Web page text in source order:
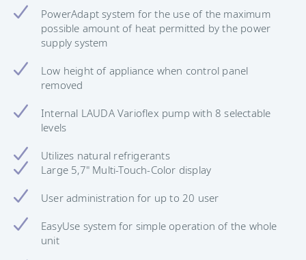
PowerAdapt system for the use of the maximum
possible amount of heat permitted by the power
supply system
Low height of appliance when control panel
removed
Internal LAUDA Varioflex pump with 8 selectable
levels
Utilizes natural refrigerants
Large 5,7" Multi-Touch-Color display
User administration for up to 20 user
EasyUse system for simple operation of the whole
unit